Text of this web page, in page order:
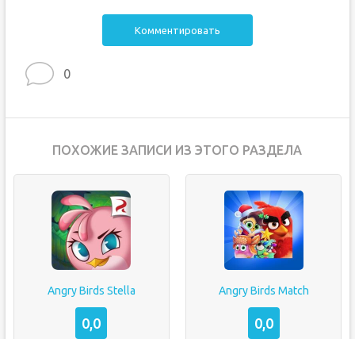
Комментировать
0
ПОХОЖИЕ ЗАПИСИ ИЗ ЭТОГО РАЗДЕЛА
Angry Birds Stella
0,0
Angry Birds Match
0,0